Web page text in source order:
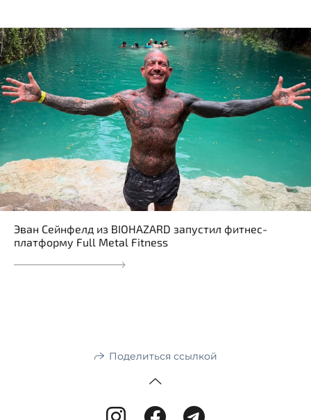
Эван Сейнфелд из BIOHAZARD запустил фитнес-
платформу Full Metal Fitness
Поделиться ссылкой